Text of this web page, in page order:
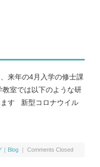
効再生産数｜COVID-19
virus
来年の4月入学の修士課
室では以下のような研
ます 新型コロナウイル
｜Blog ｜ Comments Closed